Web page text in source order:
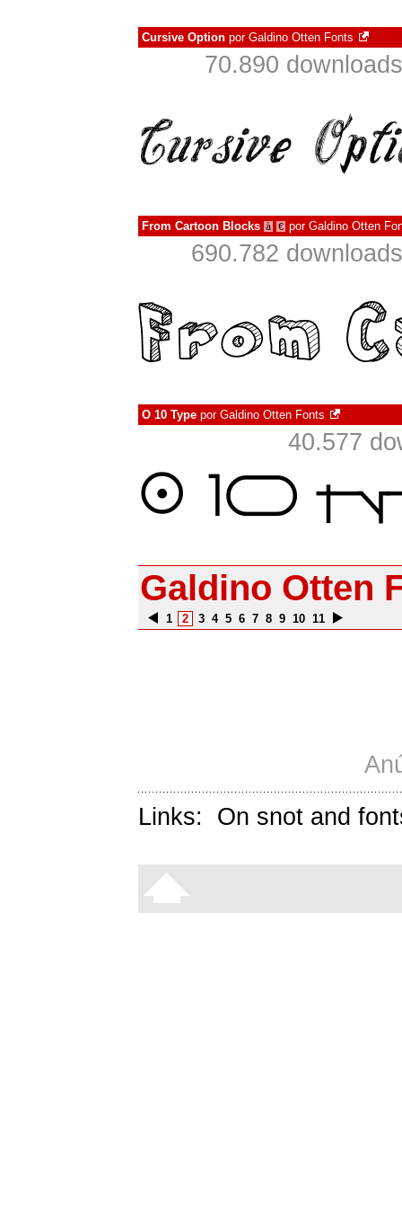
Cursive Option por Galdino Otten Fonts
70.890
From Cartoon Blocks à € por Galdino Otten
690.782
O 10 Type por Galdino Otten Fonts
40.577
Galdino Otten
1 2 3 4 5 6 7 8 9 10 11
Links: On snot and